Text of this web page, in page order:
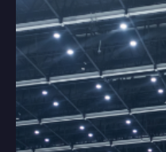
Binnen- en